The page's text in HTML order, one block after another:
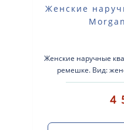
Женские
Женские наручные
ремешке. Вид:
механизма:
4